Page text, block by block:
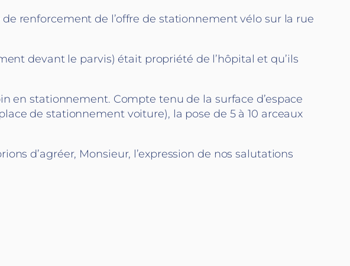
renforcement de l’offre de stationnement vélo sur la rue
devant le parvis) était propriété de l’hôpital et qu’ils
en stationnement. Compte tenu de la surface d’espace
de stationnement voiture), la pose de 5 à 10 arceaux
d’agréer, Monsieur, l’expression de nos salutations